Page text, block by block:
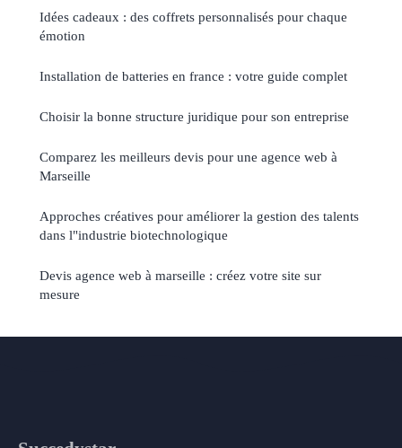
Idées cadeaux : des coffrets personnalisés pour chaque
émotion
Installation de batteries en france : votre guide complet
Choisir la bonne structure juridique pour son entreprise
Comparez les meilleurs devis pour une agence web à
Marseille
Approches créatives pour améliorer la gestion des talents
dans l"industrie biotechnologique
Devis agence web à marseille : créez votre site sur
mesure